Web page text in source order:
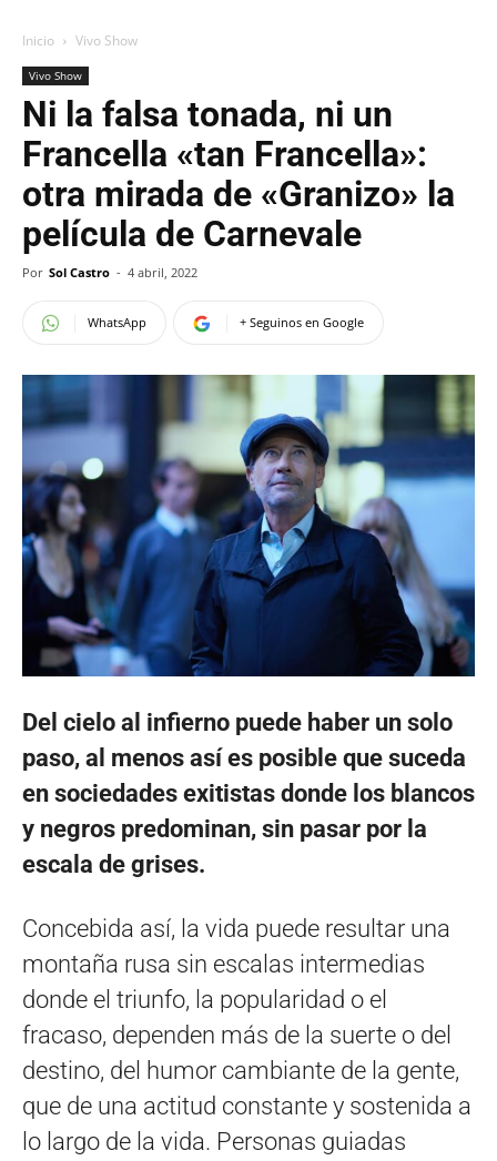
Inicio Vivo Show
Vivo Show
Ni la falsa tonada, ni un
Francella «tan Francella»:
otra mirada de «Granizo» la
película de Carnevale
Por Sol Castro - 4 abril, 2022
WhatsApp + Seguinos en Google
Del cielo al infierno puede haber un solo
paso, al menos así es posible que suceda
en sociedades exitistas donde los blancos
y negros predominan, sin pasar por la
escala de grises.
Concebida así, la vida puede resultar una
montaña rusa sin escalas intermedias
donde el triunfo, la popularidad o el
fracaso, dependen más de la suerte o del
destino, del humor cambiante de la gente,
que de una actitud constante y sostenida a
lo largo de la vida. Personas guiadas